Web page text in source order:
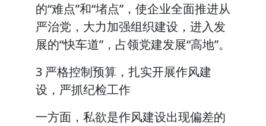
的“难点”和“堵点”，使企业全面推进从
严治党，大力加强组织建设，进入发
展的“快车道”，占领党建发展“高地”。
3 严格控制预算，扎实开展作风建
设，严抓纪检工作
一方面，私欲是作风建设出现偏差的